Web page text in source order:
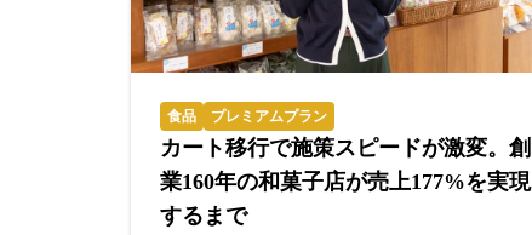
食品 プレミアムプラン
カート移行で施策スピードが激変。創
業160年の和菓子店が売上177%を実現
するまで